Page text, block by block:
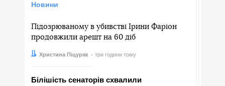
Новини
Підозрюваному в убивстві Ірини Фаріон
продовжили арешт на 60 діб
Автор:
Христина Піцуряк
Дата: три години тому
Білішість сенаторів схвалили